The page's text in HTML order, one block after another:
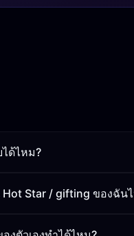
ด้ไหม?
Hot Star / gifting ของฉัน